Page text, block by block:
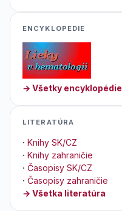
ENCYKLOPEDIE
→ Všetky encyklopédie
LITERATÚRA
· Knihy SK/CZ
· Knihy zahraničie
· Časopisy SK/CZ
· Časopisy zahraničie
→ Všetka literatúra